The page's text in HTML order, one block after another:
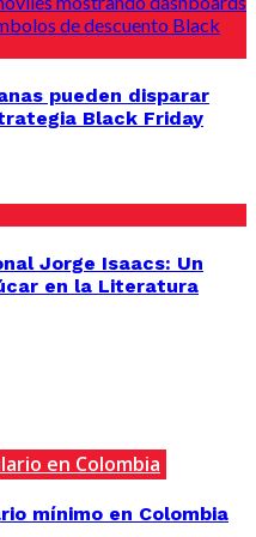
pueden disparar
Black Friday
Jorge Isaacs: Un
en la Literatura
en Colombia
mínimo en Colombia